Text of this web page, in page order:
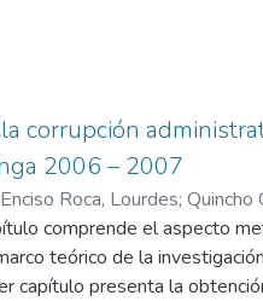
corrupción
2006 – 2007
Enciso Roca, Lourdes; Quincho
comprende el aspecto
teórico de la
capítulo presenta la